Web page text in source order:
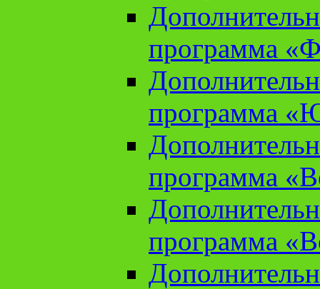
программа
программа
программа
программа